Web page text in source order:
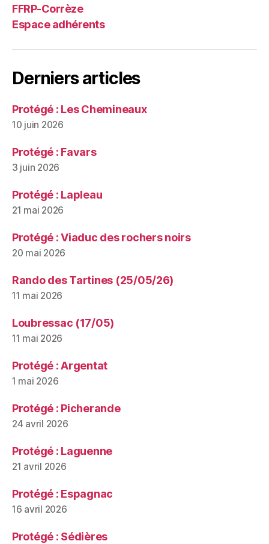
FFRP-Corrèze
Espace adhérents
Derniers articles
Protégé : Les Chemineaux
10 juin 2026
Protégé : Favars
3 juin 2026
Protégé : Lapleau
21 mai 2026
Protégé : Viaduc des rochers noirs
20 mai 2026
Rando des Tartines (25/05/26)
11 mai 2026
Loubressac (17/05)
11 mai 2026
Protégé : Argentat
1 mai 2026
Protégé : Picherande
24 avril 2026
Protégé : Laguenne
21 avril 2026
Protégé : Espagnac
16 avril 2026
Protégé : Sédières